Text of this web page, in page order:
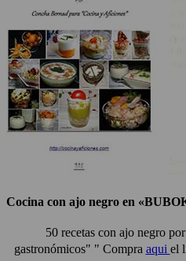
Cocina con ajo negro en
50 recetas con ajo negro
gastronómicos" " Compra aqui el